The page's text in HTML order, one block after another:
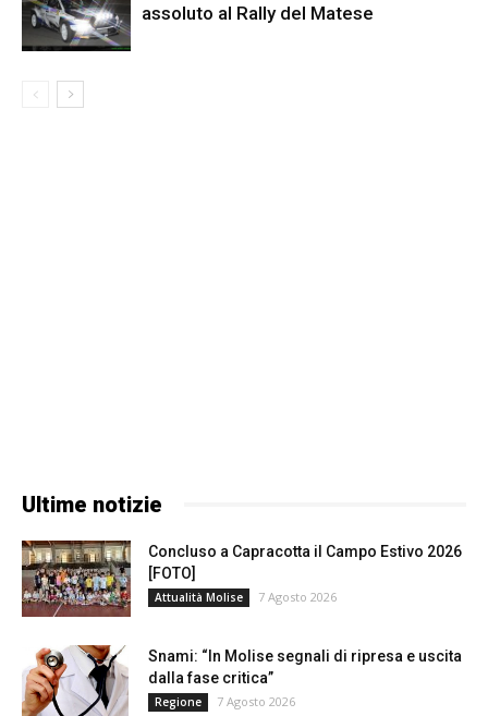
assoluto al Rally del Matese
Ultime notizie
Concluso a Capracotta il Campo Estivo 2026
[FOTO]
Attualità Molise 7 Agosto 2026
Snami: “In Molise segnali di ripresa e uscita
dalla fase critica”
Regione 7 Agosto 2026